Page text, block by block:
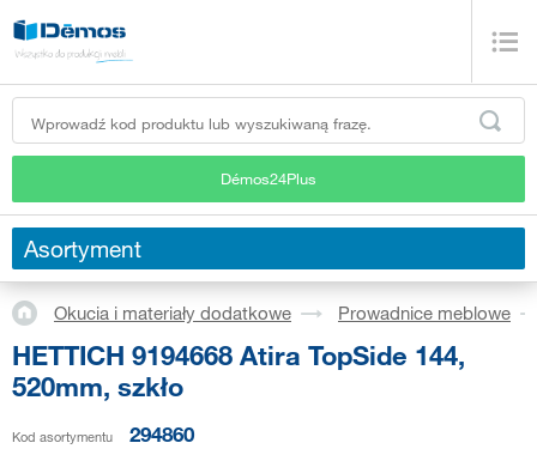
Démos24Plus
Asortyment
Okucia i materiały dodatkowe Prowadnice meblowe
HETTICH 9194668 Atira TopSide 144,
520mm, szkło
Kod asortymentu 294860